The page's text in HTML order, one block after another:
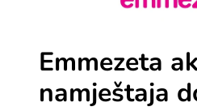
Emmezeta
namještaja